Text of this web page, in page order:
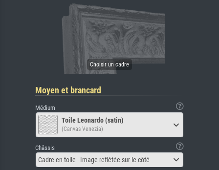
Moyen et brancard
Médium
Toile Leonardo (satin)
(Canvas Venezia)
Châssis
Cadre en toile - Image reflétée sur le côté